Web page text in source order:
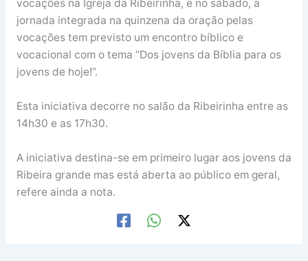
vocações na Igreja da Ribeirinha, e no sábado, a
jornada integrada na quinzena da oração pelas
vocações tem previsto um encontro bíblico e
vocacional com o tema “Dos jovens da Bíblia para os
jovens de hoje!”.
Esta iniciativa decorre no salão da Ribeirinha entre as
14h30 e as 17h30.
A iniciativa destina-se em primeiro lugar aos jovens da
Ribeira grande mas está aberta ao público em geral,
refere ainda a nota.